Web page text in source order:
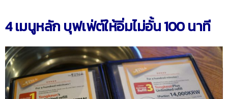
4 เมนูหลัก บุฟเฟ่ต์ให้อิ่มไม่อั้น 100 นาที